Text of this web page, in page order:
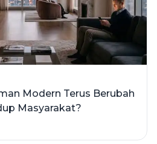
Modern Terus Berubah
Masyarakat?